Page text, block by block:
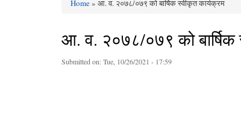
Home» आ. व. २०७८/०७९ को बार्षिक स्वीकृत कार्यक्रम
आ. व. २०७८/०७९ को बार्षिक
Submitted on:Tue, 10/26/2021 - 17:59